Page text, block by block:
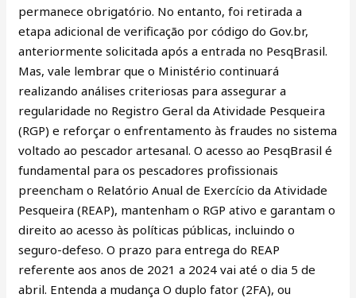
permanece obrigatório. No entanto, foi retirada a
etapa adicional de verificação por código do Gov.br,
anteriormente solicitada após a entrada no PesqBrasil.
Mas, vale lembrar que o Ministério continuará
realizando análises criteriosas para assegurar a
regularidade no Registro Geral da Atividade Pesqueira
(RGP) e reforçar o enfrentamento às fraudes no sistema
voltado ao pescador artesanal. O acesso ao PesqBrasil é
fundamental para os pescadores profissionais
preencham o Relatório Anual de Exercício da Atividade
Pesqueira (REAP), mantenham o RGP ativo e garantam o
direito ao acesso às políticas públicas, incluindo o
seguro-defeso. O prazo para entrega do REAP
referente aos anos de 2021 a 2024 vai até o dia 5 de
abril. Entenda a mudança O duplo fator (2FA), ou